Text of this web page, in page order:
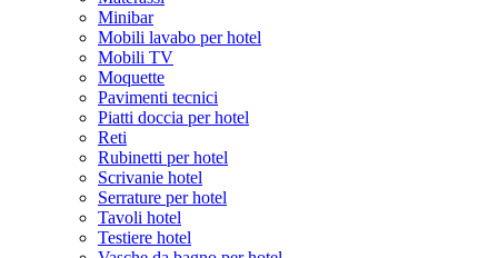
Minibar
Mobili lavabo per hotel
Mobili TV
Moquette
Pavimenti tecnici
Piatti doccia per hotel
Reti
Rubinetti per hotel
Scrivanie hotel
Serrature per hotel
Tavoli hotel
Testiere hotel